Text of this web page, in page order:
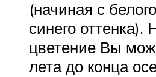
(начиная с
синего оттенка).
цветение Вы
лета до конца